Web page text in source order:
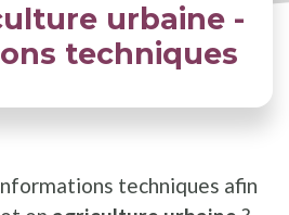
urbaine -
techniques
techniques afin